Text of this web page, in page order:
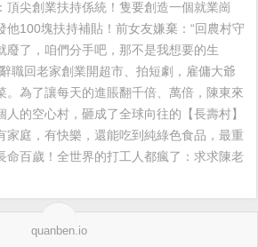
頂尖創業扶持係統！隻要創造一個就業崗
他100塊扶持補貼！前女友嫌棄：“回農村守
廢了，咱們分手吧，那不是我想要的生
職回老家創業開超市、拍短劇，雇傭大爺
。為了讓每天的進賬翻千倍、萬倍，陳東來
的空心村，砸成了全球向往的【長壽村】
家庭，有快樂，還能吃到純綠色食品，最重
命百歲！全世界的打工人都瘋了：求求陳老
quanben.io